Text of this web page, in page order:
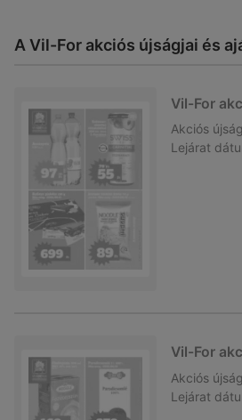
A Vil-For akciós újságjai és
Vil-For
Akciós újság
Lejárat
Vil-For
Akciós újság
Lejárat